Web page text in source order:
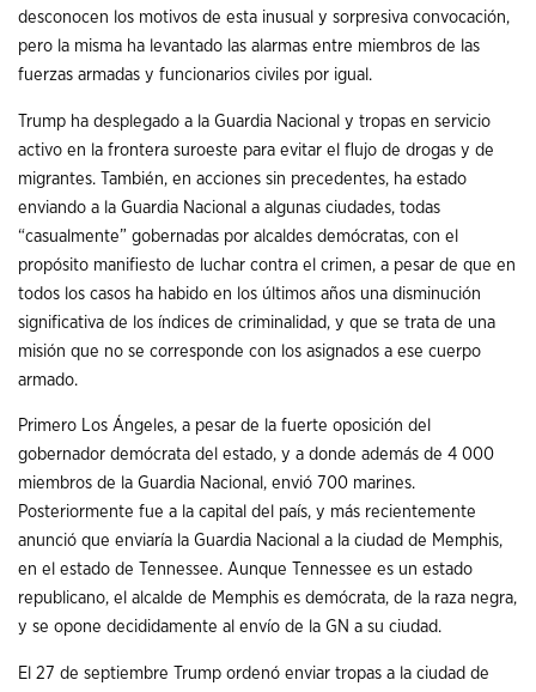
desconocen los motivos de esta inusual y sorpresiva convocación,
pero la misma ha levantado las alarmas entre miembros de las
fuerzas armadas y funcionarios civiles por igual.
Trump ha desplegado a la Guardia Nacional y tropas en servicio
activo en la frontera suroeste para evitar el flujo de drogas y de
migrantes. También, en acciones sin precedentes, ha estado
enviando a la Guardia Nacional a algunas ciudades, todas
“casualmente” gobernadas por alcaldes demócratas, con el
propósito manifiesto de luchar contra el crimen, a pesar de que en
todos los casos ha habido en los últimos años una disminución
significativa de los índices de criminalidad, y que se trata de una
misión que no se corresponde con los asignados a ese cuerpo
armado.
Primero Los Ángeles, a pesar de la fuerte oposición del
gobernador demócrata del estado, y a donde además de 4 000
miembros de la Guardia Nacional, envió 700 marines.
Posteriormente fue a la capital del país, y más recientemente
anunció que enviaría la Guardia Nacional a la ciudad de Memphis,
en el estado de Tennessee. Aunque Tennessee es un estado
republicano, el alcalde de Memphis es demócrata, de la raza negra,
y se opone decididamente al envío de la GN a su ciudad.
El 27 de septiembre Trump ordenó enviar tropas a la ciudad de